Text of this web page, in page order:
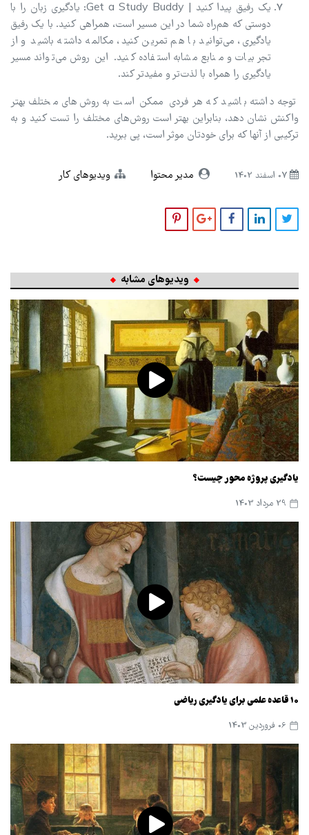
یک رفیق پیدا کنید | Get a Study Buddy: یادگیری زبان را با
دوستی که هم‌راه شما در این مسیر است، همراهی کنید. با یک رفیق
یادگیری، می‌توانید با هم تمرین کنید، مکالمه داشته باشید و از
تجربیات و منابع مشابه استفاده کنید. این روش می‌تواند مسیر
یادگیری را همراه با لذت‌تر و مفیدتر کند.
توجه داشته باشید که هر فردی ممکن است به روش‌های مختلف بهتر
واکنش نشان دهد، بنابراین بهتر است روش‌های مختلف را تست کنید و به
ترکیبی از آنها که برای خودتان موثر است، پی ببرید.
مدیر محتوا ویدیو‌های کار
ویدیوهای مشابه
یادگیری پروژه محور چیست؟
10 قاعده علمی برای یادگیری ریاضی